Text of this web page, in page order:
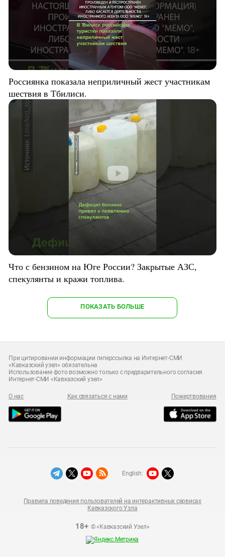
Россиянка показала неприличный жест участникам
шествия в Тбилиси.
Что с бензином на Юге России? Закрытые АЗС,
спекулянты и кражи топлива.
ПОКАЗАТЬ БОЛЬШЕ
При цитировании информации гиперссылка на Интернет-СМИ
«Кавказский узел» обязательна
Использование фото возможно только с предварительного согласия
Интернет-СМИ «Кавказский узел»
О нас Как связаться с нами Пожертвования
18+© «Кавказский Узел»
Правила поведения пользователей на интерактивных сервисах
Кавказского Узла
English: